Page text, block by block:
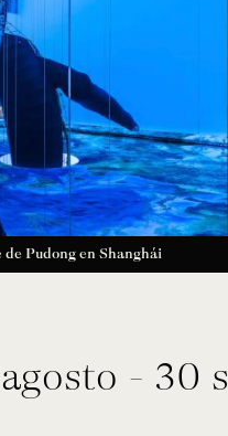
Pudong en Shanghái
30